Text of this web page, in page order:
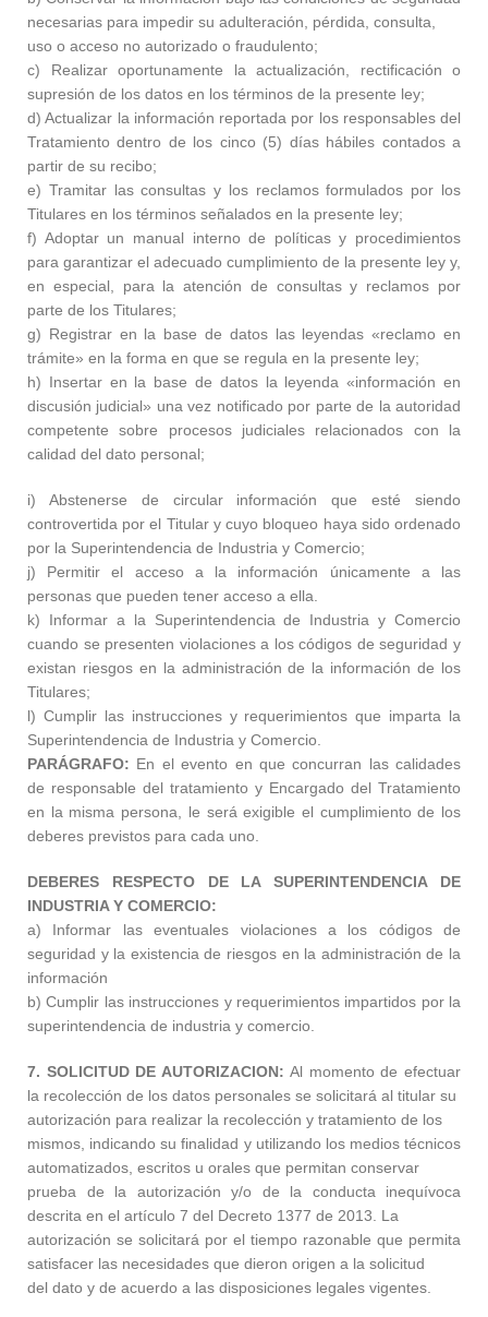
necesarias para impedir su adulteración, pérdida, consulta,
uso o acceso no autorizado o fraudulento;
c) Realizar oportunamente la actualización, rectificación o
supresión de los datos en los términos de la presente ley;
d) Actualizar la información reportada por los responsables del
Tratamiento dentro de los cinco (5) días hábiles contados a
partir de su recibo;
e) Tramitar las consultas y los reclamos formulados por los
Titulares en los términos señalados en la presente ley;
f) Adoptar un manual interno de políticas y procedimientos
para garantizar el adecuado cumplimiento de la presente ley y,
en especial, para la atención de consultas y reclamos por
parte de los Titulares;
g) Registrar en la base de datos las leyendas «reclamo en
trámite» en la forma en que se regula en la presente ley;
h) Insertar en la base de datos la leyenda «información en
discusión judicial» una vez notificado por parte de la autoridad
competente sobre procesos judiciales relacionados con la
calidad del dato personal;
i) Abstenerse de circular información que esté siendo
controvertida por el Titular y cuyo bloqueo haya sido ordenado
por la Superintendencia de Industria y Comercio;
j) Permitir el acceso a la información únicamente a las
personas que pueden tener acceso a ella.
k) Informar a la Superintendencia de Industria y Comercio
cuando se presenten violaciones a los códigos de seguridad y
existan riesgos en la administración de la información de los
Titulares;
l) Cumplir las instrucciones y requerimientos que imparta la
Superintendencia de Industria y Comercio.
PARÁGRAFO: En el evento en que concurran las calidades
de responsable del tratamiento y Encargado del Tratamiento
en la misma persona, le será exigible el cumplimiento de los
deberes previstos para cada uno.
DEBERES RESPECTO DE LA SUPERINTENDENCIA DE
INDUSTRIA Y COMERCIO:
a) Informar las eventuales violaciones a los códigos de
seguridad y la existencia de riesgos en la administración de la
información
b) Cumplir las instrucciones y requerimientos impartidos por la
superintendencia de industria y comercio.
7. SOLICITUD DE AUTORIZACION: Al momento de efectuar
la recolección de los datos personales se solicitará al titular su
autorización para realizar la recolección y tratamiento de los
mismos, indicando su finalidad y utilizando los medios técnicos
automatizados, escritos u orales que permitan conservar
prueba de la autorización y/o de la conducta inequívoca
descrita en el artículo 7 del Decreto 1377 de 2013. La
autorización se solicitará por el tiempo razonable que permita
satisfacer las necesidades que dieron origen a la solicitud
del dato y de acuerdo a las disposiciones legales vigentes.